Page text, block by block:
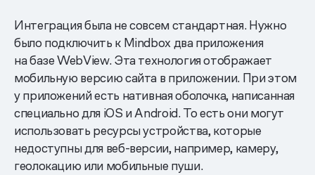
Интеграция была не совсем стандартная. Нужно
было подключить к Mindbox два приложения
на базе WebView. Эта технология отображает
мобильную версию сайта в приложении. При этом
у приложений есть нативная оболочка, написанная
специально для iOS и Android. То есть они могут
использовать ресурсы устройства, которые
недоступны для веб-версии, например, камеру,
геолокацию или мобильные пуши.